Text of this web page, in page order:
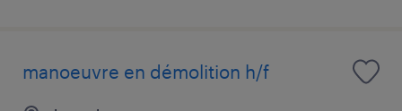
manoeuvre en démolition h/f